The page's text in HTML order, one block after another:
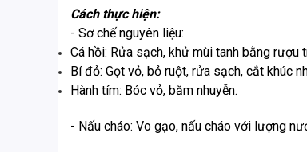
Cách thực hiện:
- Sơ chế nguyên liệu:
Cá hồi: Rửa sạch, khử mùi tanh bằng rượu
Bí đỏ: Gọt vỏ, bỏ ruột, rửa sạch, cắt khúc
Hành tím: Bóc vỏ, băm nhuyễn.
- Nấu cháo: Vo gạo, nấu cháo với lượng